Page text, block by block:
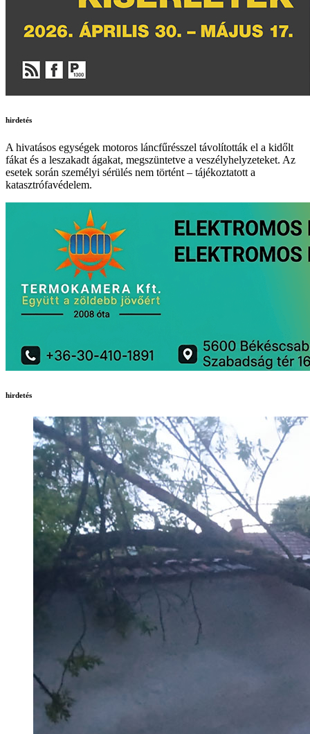
hirdetés
A hivatásos egységek motoros láncfűrésszel távolították el a kidőlt
fákat és a leszakadt ágakat, megszüntetve a veszélyhelyzeteket. Az
esetek során személyi sérülés nem történt – tájékoztatott a
katasztrófavédelem.
hirdetés